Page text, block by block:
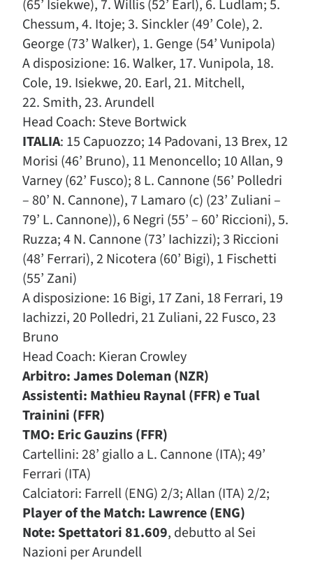
(65’ Isiekwe), 7. Willis (52’ Earl), 6. Ludlam; 5.
Chessum, 4. Itoje; 3. Sinckler (49’ Cole), 2.
George (73’ Walker), 1. Genge (54’ Vunipola)
A disposizione: 16. Walker, 17. Vunipola, 18.
Cole, 19. Isiekwe, 20. Earl, 21. Mitchell,
22. Smith, 23. Arundell
Head Coach: Steve Bortwick
ITALIA: 15 Capuozzo; 14 Padovani, 13 Brex, 12
Morisi (46’ Bruno), 11 Menoncello; 10 Allan, 9
Varney (62’ Fusco); 8 L. Cannone (56’ Polledri
– 80’ N. Cannone), 7 Lamaro (c) (23’ Zuliani –
79’ L. Cannone)), 6 Negri (55’ – 60’ Riccioni), 5.
Ruzza; 4 N. Cannone (73’ Iachizzi); 3 Riccioni
(48’ Ferrari), 2 Nicotera (60’ Bigi), 1 Fischetti
(55’ Zani)
A disposizione: 16 Bigi, 17 Zani, 18 Ferrari, 19
Iachizzi, 20 Polledri, 21 Zuliani, 22 Fusco, 23
Bruno
Head Coach: Kieran Crowley
Arbitro: James Doleman (NZR)
Assistenti: Mathieu Raynal (FFR) e Tual
Trainini (FFR)
TMO: Eric Gauzins (FFR)
Cartellini: 28’ giallo a L. Cannone (ITA); 49’
Ferrari (ITA)
Calciatori: Farrell (ENG) 2/3; Allan (ITA) 2/2;
Player of the Match: Lawrence (ENG)
Note: Spettatori 81.609, debutto al Sei
Nazioni per Arundell